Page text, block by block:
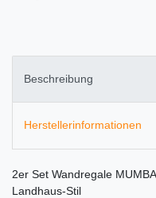
Beschreibung
Herstellerinformationen
2er Set Wandregale
Landhaus-Stil